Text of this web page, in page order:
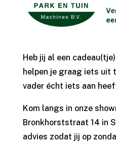
Heb jij al een
helpen je graag iets uit
vader écht iets aan
Kom langs in onze
Bronkhorststraat 14 in
advies zodat jij op